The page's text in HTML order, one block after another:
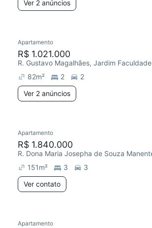
Ver 2 anúncios
Apartamento
R$ 1.021.000
R. Gustavo Magalhães, Jardim Faculdade
82m² 2
2
Ver 2 anúncios
Apartamento
R$ 1.840.000
151m² 3
3
Ver contato
Apartamento